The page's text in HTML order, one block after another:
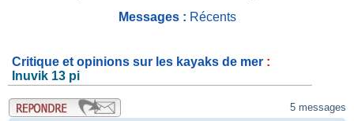
Messages : Récents
Critique et opinions sur les kayaks de mer :
Inuvik 13 pi
.
5 messages